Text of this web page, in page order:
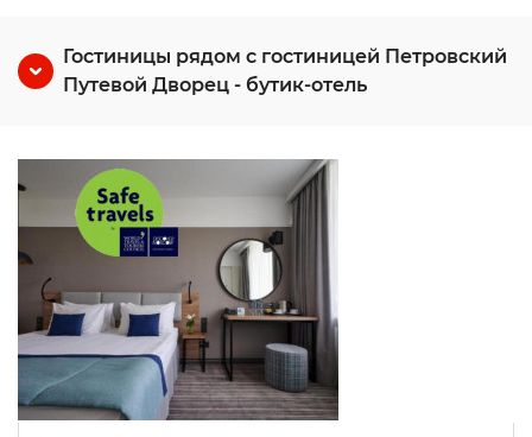
Гостиницы рядом с гостиницей Петровский
Путевой Дворец - бутик-отель